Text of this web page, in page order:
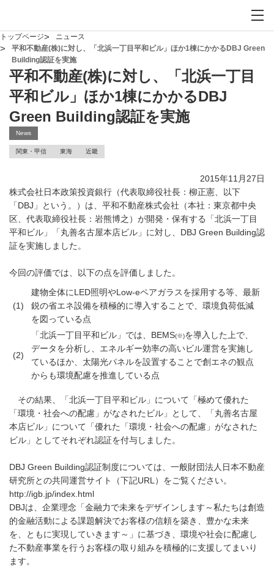
トップページ
ニュース
平和不動産(株)に対し、「北浜一丁目平和ビル」ほか1棟にかかるDBJ Green
Building認証を実施
平和不動産(株)に対し、「北浜一丁目
平和ビル」ほか1棟にかかるDBJ
Green Building認証を実施
News
関東・甲信 東海 近畿
2015年11月27日
株式会社日本政策投資銀行（代表取締役社長：柳正憲、以下
「DBJ」という。）は、平和不動産株式会社（本社：東京都中央
区、代表取締役社長：岩熊博之）が開発・保有する「北浜一丁目
平和ビル」「丸善名古屋本店ビル」に対し、DBJ Green Building認
証を実施しました。
今回の評価では、以下の点を評価しました。
(1)
建物全体にLED照明やLow-eペアガラスを採用する等、最新
鋭の省エネ設備を積極的に導入することで、環境負荷低減
を図っている点
(2)
「北浜一丁目平和ビル」では、BEMS(※)を導入した上で、
データを分析し、エネルギー効率の高いビル運営を実施し
ているほか、太陽光パネルを設置することで創エネの観点
からも環境配慮を推進している点
その結果、「北浜一丁目平和ビル」について「極めて優れた
「環境・社会への配慮」がなされたビル」として、「丸善名古屋
本店ビル」について「優れた「環境・社会への配慮」がなされた
ビル」としてそれぞれ認証を付与しました。
DBJ Green Building認証制度については、一般財団法人日本不動産
研究所との共同運営サイト（下記URL）をご覧ください。
http://igb.jp/index.html
DBJは、企業理念「金融力で未来をデザインします～私たちは創造
的金融活動による課題解決でお客様の信頼を築き、豊かな未来
を、ともに実現していきます～」に基づき、環境や社会に配慮し
た不動産事業を行うお客様の取り組みを積極的に支援してまいり
ます。